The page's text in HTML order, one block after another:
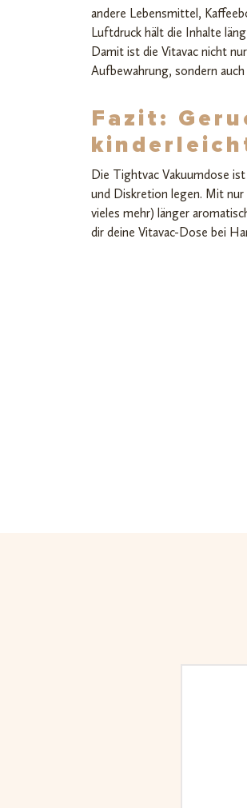
andere Lebensmittel,
Luftdruck hält die Inhalte
Damit ist die Vitavac nicht
Aufbewahrung, sondern
Fazit:
Die Tightvac Vakuumdose
und Diskretion legen. Mit
vieles mehr) länger
dir deine Vitavac-Dose bei